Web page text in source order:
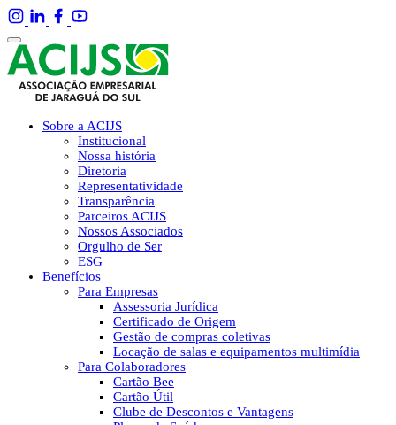
Sobre a ACIJS
Institucional
Nossa história
Diretoria
Representatividade
Transparência
Parceiros ACIJS
Nossos Associados
Orgulho de Ser
ESG
Benefícios
Para Empresas
Assessoria Jurídica
Certificado de Origem
Gestão de compras coletivas
Locação de salas e equipamentos multimídia
Para Colaboradores
Cartão Bee
Cartão Útil
Clube de Descontos e Vantagens